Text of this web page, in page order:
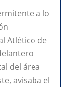
a lo
Atlético de
del área
avisaba el